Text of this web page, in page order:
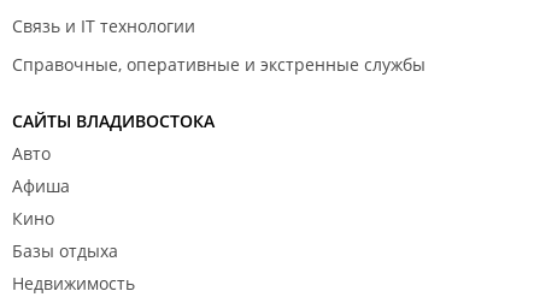
Связь и IT технологии
Справочные, оперативные и экстренные службы
САЙТЫ ВЛАДИВОСТОКА
Авто
Афиша
Кино
Базы отдыха
Недвижимость